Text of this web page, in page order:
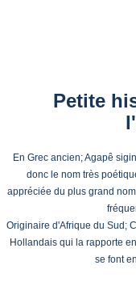
Petite
En Grec ancien; Agapê
donc le nom très
appréciée du plus grand
Originaire d'Afrique du Sud;
Hollandais qui la rapporte
se font